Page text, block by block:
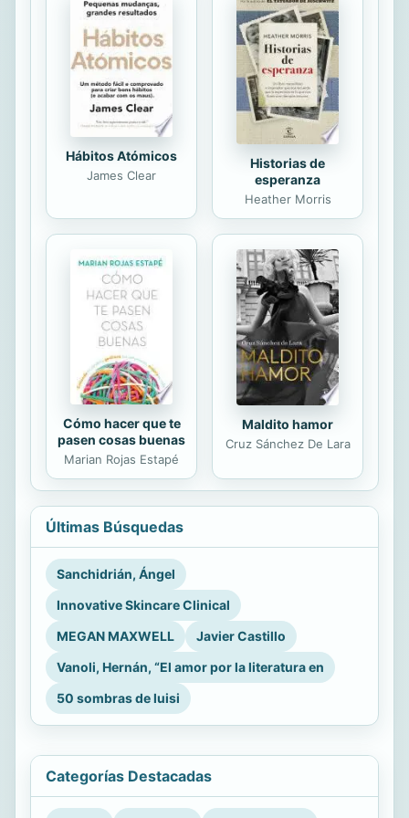
Hábitos Atómicos
James Clear
Historias de
esperanza
Heather Morris
Cómo hacer que te
pasen cosas buenas
Marian Rojas Estapé
Maldito hamor
Cruz Sánchez De Lara
Últimas Búsquedas
Sanchidrián, Ángel
Innovative Skincare Clinical
MEGAN MAXWELL
Javier Castillo
Vanoli, Hernán, “El amor por la literatura en
50 sombras de luisi
Categorías Destacadas